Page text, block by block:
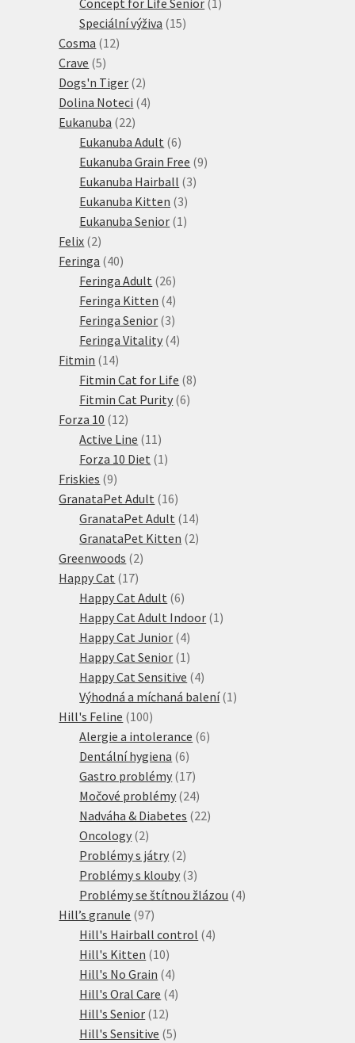
Speciální výživa 1515
Cosma 1212
Crave 55
produktů
Dogs'n Tiger 22
produkty
Dolina Noteci 44
Eukanuba 2222
produktů
Eukanuba Adult 66
produktů
Eukanuba Grain Free 99
Eukanuba Hairball 33
Eukanuba Kitten 33
produkty
Eukanuba Senior 1 1
Felix 22
produkty
Feringa 4040
produktů
Feringa Adult 2626
produktů
Feringa Kitten 44
produkty
Feringa Senior 33
produkty
Feringa Vitality 44
Fitmin 1414
produktů
Fitmin Cat for Life 88
Fitmin Cat Purity 66
Forza 10 1212
produktů
Active Line 11 11
produktů
Forza 10 Diet 1 1
Friskies 99
produktů
GranataPet Adult 1616
produktů
GranataPet Adult 1414
produktů
GranataPet Kitten 22
Greenwoods 22
Happy Cat 1717
produktů
Happy Cat Adult 66
produktů
Happy Cat Adult Indoor 1 1
Happy Cat Junior 44
produkty
Happy Cat Senior 1 1
produkt
Happy Cat Sensitive 44
produkty
Výhodná a míchaná balení 1 1
Hill's Feline 100100
produktů
Alergie a intolerance 66
Dentální hygiena 66
produktů
Gastro problémy 1717
produktů
Močové problémy 2424
produktů
Nadváha & Diabetes 2222
Oncology 22
produkty
Problémy s játry 22
produkty
Problémy s klouby 33
produkty
Problémy se štítnou žlázou 44
Hill’s granule 9797
produktů
Hill's Hairball control 44
Hill's Kitten 1010
produktů
Hill's No Grain 44
produkty
Hill's Oral Care 44
Hill's Senior 1212
produktů
Hill's Sensitive 55